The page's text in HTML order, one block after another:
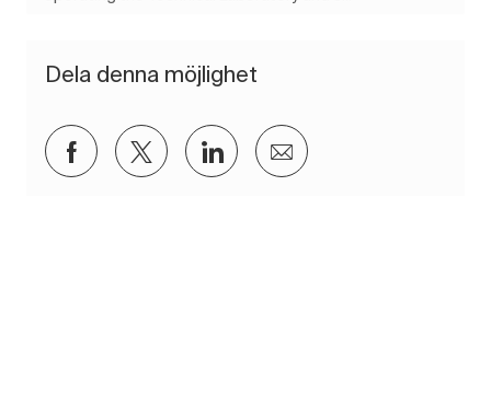
Dela denna möjlighet
Dela via Facebook
Dela via twitter
Dela via LinkedIn
Dela via e-post